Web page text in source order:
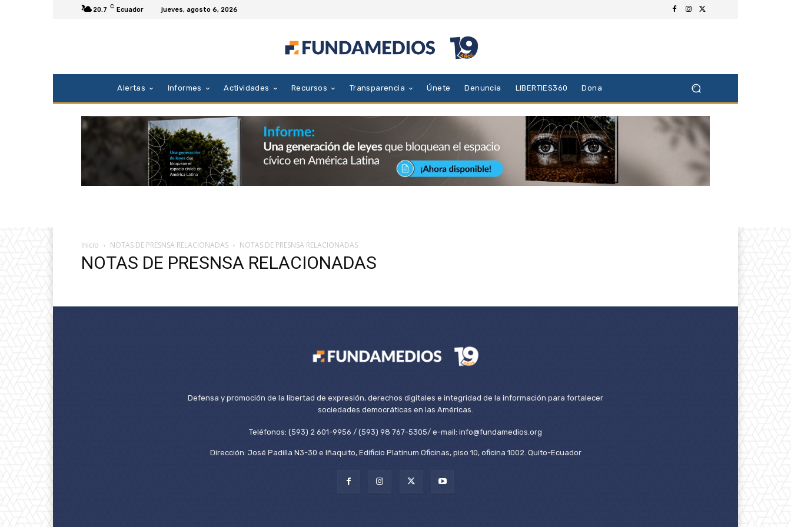
20.7 C Ecuador jueves, agosto 6, 2026
Alertas Informes Actividades Recursos Transparencia Únete Denuncia LIBERTIES360 Dona
Inicio NOTAS DE PRESNSA RELACIONADAS NOTAS DE PRESNSA RELACIONADAS
NOTAS DE PRESNSA RELACIONADAS
Defensa y promoción de la libertad de expresión, derechos digitales e integridad de la información para fortalecer
sociedades democráticas en las Américas.
Teléfonos: (593) 2 601-9956 / (593) 98 767-5305/ e-mail: info@fundamedios.org
Dirección: José Padilla N3-30 e Iñaquito, Edificio Platinum Oficinas, piso 10, oficina 1002. Quito-Ecuador